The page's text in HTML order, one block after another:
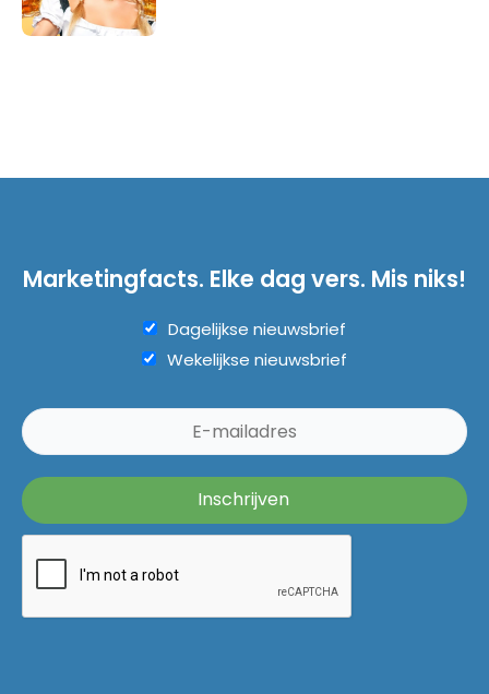
Marketingfacts. Elke dag vers. Mis niks!
Dagelijkse nieuwsbrief
Wekelijkse nieuwsbrief